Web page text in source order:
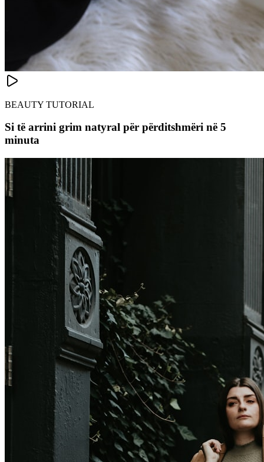
BEAUTY TUTORIAL
Si të arrini grim natyral për përditshmëri në 5
minuta